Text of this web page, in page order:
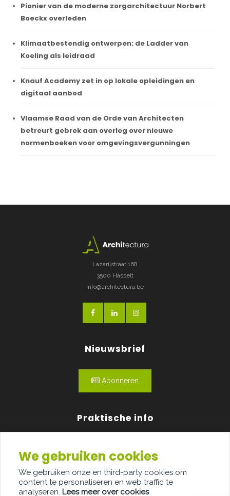
Pionier van de moderne zorgarchitectuur Norbert
Boeckx overleden
Klimaatbestendig ontwerpen: de Ladder van
Koeling als leidraad
Knauf Academy zet in op lokale opleidingen en
digitaal aanbod
Vlaamse Raad van de Orde van Architecten
betreurt gebrek aan overleg over nieuwe
normenboeken voor omgevingsvergunningen
Lazarijstraat 168
3500 Hasselt
info@architectura.be
Nieuwsbrief
Abonneren
Praktische info
Over ons
Adverteren
We gebruiken cookies
We gebruiken onze en third-party cookies om
content te personaliseren en web traffic te
analyseren. Lees meer over cookies